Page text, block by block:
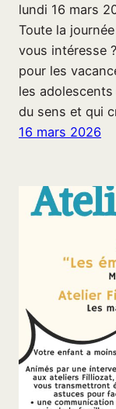
lundi 16 mars
Toute la
vous intéresse
pour les
les
du sens et qui
16 mars 2026